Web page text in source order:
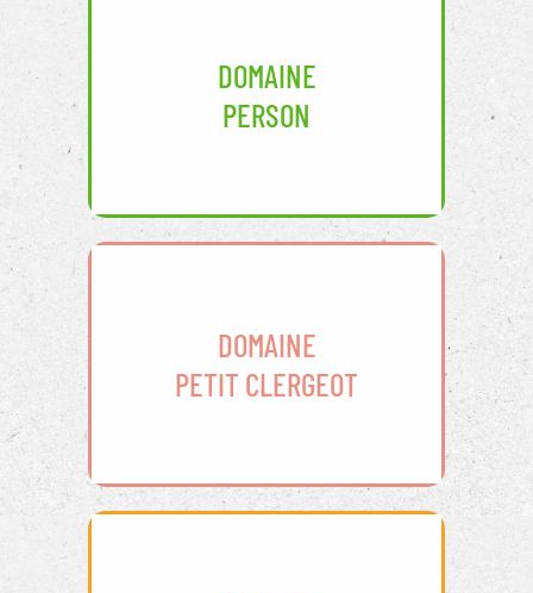
DOMAINE
PERSON
DOMAINE
PETIT CLERGEOT